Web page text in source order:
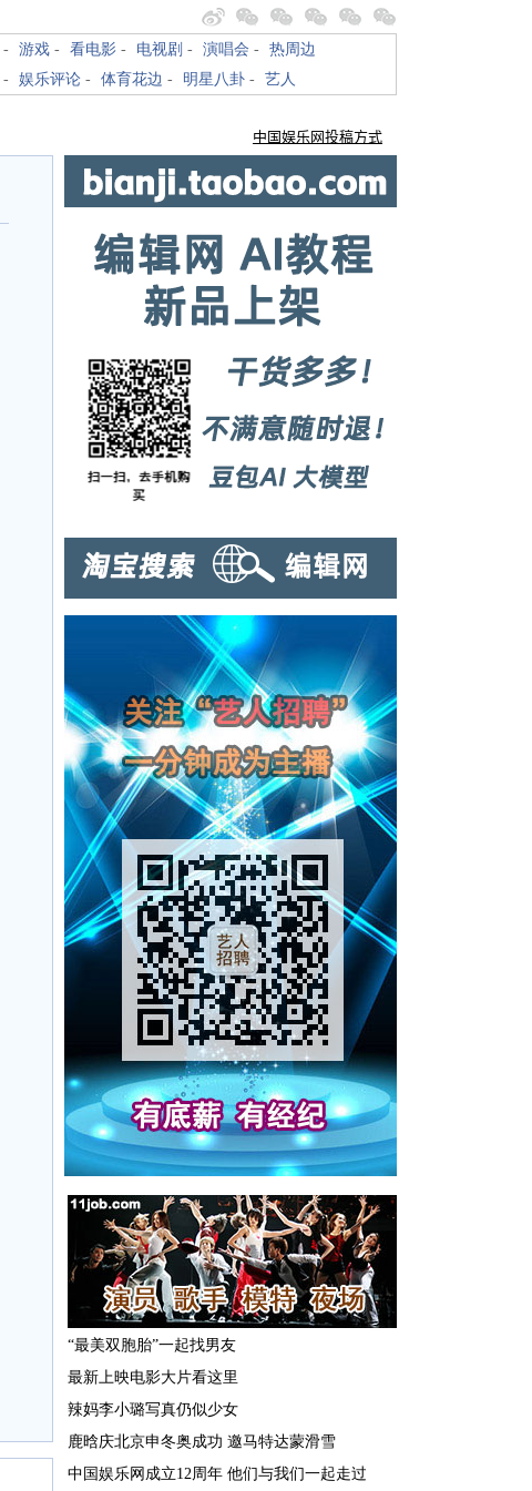
- 游戏 - 看电影 - 电视剧 - 演唱会 - 热周边
- 娱乐评论 - 体育花边 - 明星八卦 - 艺人